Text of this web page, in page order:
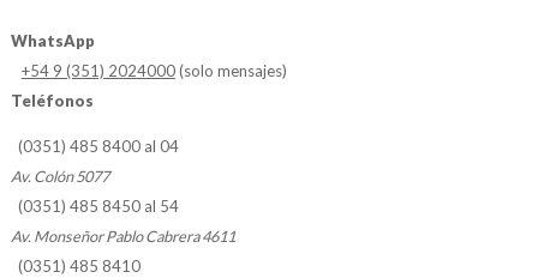
WhatsApp
+54 9 (351) 2024000(solo mensajes)
Teléfonos
(0351) 485 8400 al 04
Av. Colón 5077
(0351) 485 8450 al 54
Av. Monseñor Pablo Cabrera 4611
(0351) 485 8410